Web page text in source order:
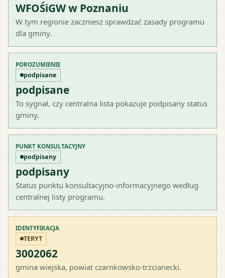
WFOŚiGW w Poznaniu
W tym regionie zaczniesz sprawdzać zasady programu
dla gminy.
POROZUMIENIE
podpisane
podpisane
To sygnał, czy centralna lista pokazuje podpisany status
gminy.
PUNKT KONSULTACYJNY
podpisany
podpisany
Status punktu konsultacyjno-informacyjnego według
centralnej listy programu.
IDENTYFIKACJA
TERYT
3002062
gmina wiejska, powiat czarnkowsko-trzcianecki.